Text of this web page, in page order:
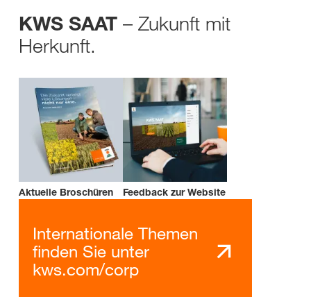
KWS SAAT – Zukunft mit
Herkunft.
Aktuelle Broschüren Feedback zur Website
Internationale Themen
finden Sie unter
kws.com/corp